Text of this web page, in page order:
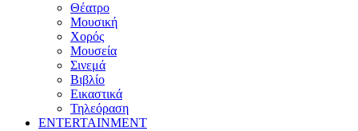
Θέατρο
Μουσική
Χορός
Μουσεία
Σινεμά
Βιβλίο
Εικαστικά
Τηλεόραση
ENTERTAINMENT